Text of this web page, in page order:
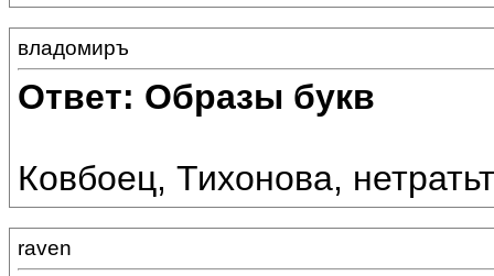
владомиръ
Ответ: Образы букв
Ковбоец, Тихонова,
raven